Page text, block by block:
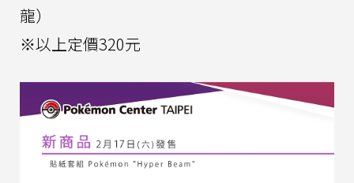
龍）
※以上定價320元